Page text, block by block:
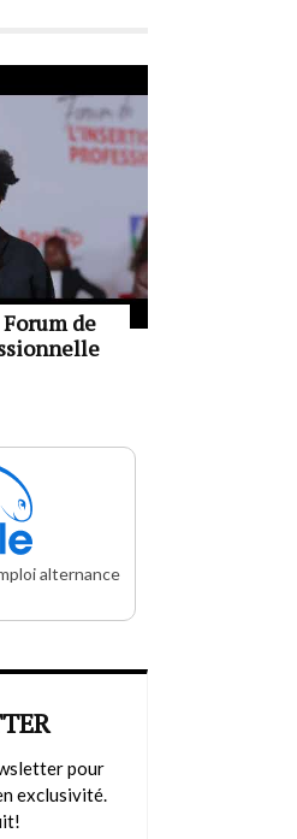
de
alternance
pour
exclusivité.